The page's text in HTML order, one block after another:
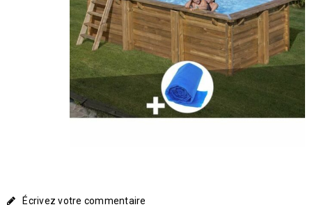
Écrivez votre commentaire